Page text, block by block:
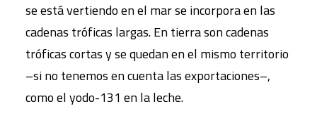
se está vertiendo en el mar se incorpora en las
cadenas tróficas largas. En tierra son cadenas
tróficas cortas y se quedan en el mismo territorio
–si no tenemos en cuenta las exportaciones–,
como el yodo-131 en la leche.